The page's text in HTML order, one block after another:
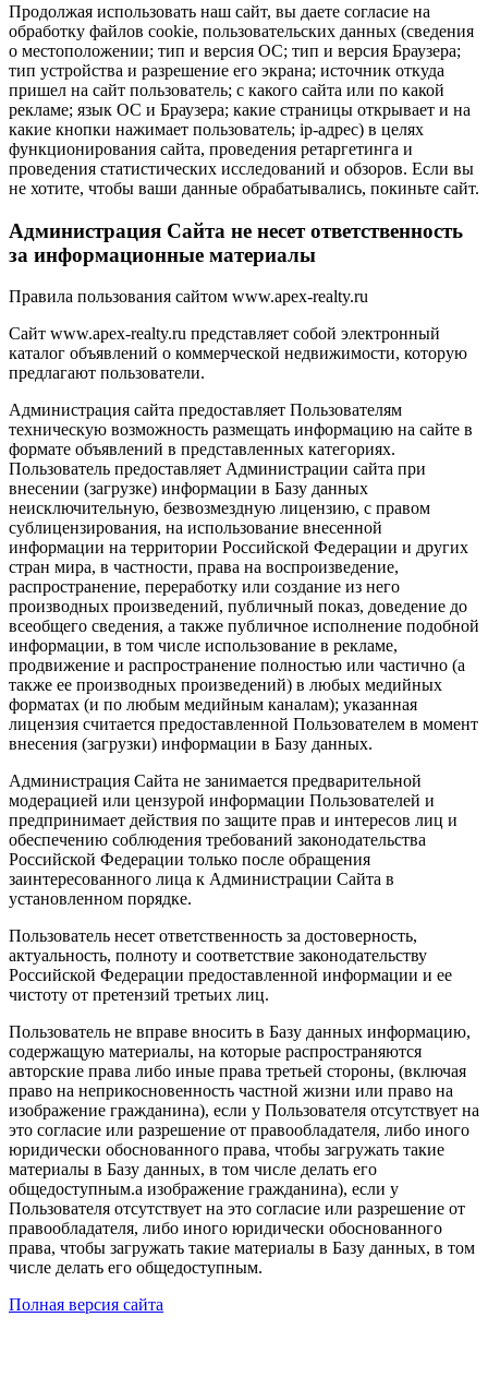
Продолжая использовать наш сайт, вы даете согласие на
обработку файлов cookie, пользовательских данных (сведения
о местоположении; тип и версия ОС; тип и версия Браузера;
тип устройства и разрешение его экрана; источник откуда
пришел на сайт пользователь; с какого сайта или по какой
рекламе; язык ОС и Браузера; какие страницы открывает и на
какие кнопки нажимает пользователь; ip-адрес) в целях
функционирования сайта, проведения ретаргетинга и
проведения статистических исследований и обзоров. Если вы
не хотите, чтобы ваши данные обрабатывались, покиньте сайт.
Администрация Сайта не несет ответственность
за информационные материалы
Правила пользования сайтом www.apex-realty.ru
Сайт www.apex-realty.ru представляет собой электронный
каталог объявлений о коммерческой недвижимости, которую
предлагают пользователи.
Администрация сайта предоставляет Пользователям
техническую возможность размещать информацию на сайте в
формате объявлений в представленных категориях.
Пользователь предоставляет Администрации сайта при
внесении (загрузке) информации в Базу данных
неисключительную, безвозмездную лицензию, с правом
сублицензирования, на использование внесенной
информации на территории Российской Федерации и других
стран мира, в частности, права на воспроизведение,
распространение, переработку или создание из него
производных произведений, публичный показ, доведение до
всеобщего сведения, а также публичное исполнение подобной
информации, в том числе использование в рекламе,
продвижение и распространение полностью или частично (а
также ее производных произведений) в любых медийных
форматах (и по любым медийным каналам); указанная
лицензия считается предоставленной Пользователем в момент
внесения (загрузки) информации в Базу данных.
Администрация Сайта не занимается предварительной
модерацией или цензурой информации Пользователей и
предпринимает действия по защите прав и интересов лиц и
обеспечению соблюдения требований законодательства
Российской Федерации только после обращения
заинтересованного лица к Администрации Сайта в
установленном порядке.
Пользователь несет ответственность за достоверность,
актуальность, полноту и соответствие законодательству
Российской Федерации предоставленной информации и ее
чистоту от претензий третьих лиц.
Пользователь не вправе вносить в Базу данных информацию,
содержащую материалы, на которые распространяются
авторские права либо иные права третьей стороны, (включая
право на неприкосновенность частной жизни или право на
изображение гражданина), если у Пользователя отсутствует на
это согласие или разрешение от правообладателя, либо иного
юридически обоснованного права, чтобы загружать такие
материалы в Базу данных, в том числе делать его
общедоступным.а изображение гражданина), если у
Пользователя отсутствует на это согласие или разрешение от
правообладателя, либо иного юридически обоснованного
права, чтобы загружать такие материалы в Базу данных, в том
числе делать его общедоступным.
Полная версия сайта